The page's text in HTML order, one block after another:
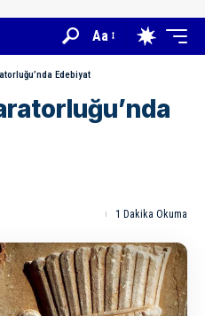
Aa
Edebiyat
1 Dakika Okuma